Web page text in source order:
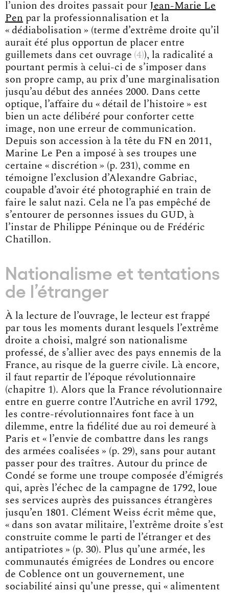
l’union des droites passait pour Jean-Marie Le
Pen par la professionnalisation et la
« dédiabolisation » (terme d’extrême droite qu’il
aurait été plus opportun de placer entre
guillemets dans cet ouvrage 4 ), la radicalité a
pourtant permis à celui-ci de s’imposer dans
son propre camp, au prix d’une marginalisation
jusqu’au début des années 2000. Dans cette
optique, l’affaire du « détail de l’histoire » est
bien un acte délibéré pour conforter cette
image, non une erreur de communication.
Depuis son accession à la tête du FN en 2011,
Marine Le Pen a imposé à ses troupes une
certaine « discrétion » (p. 231), comme en
témoigne l’exclusion d’Alexandre Gabriac,
coupable d’avoir été photographié en train de
faire le salut nazi. Cela ne l’a pas empêché de
s’entourer de personnes issues du GUD, à
l’instar de Philippe Péninque ou de Frédéric
Chatillon.
Nationalisme et tentations
de l’étranger
À la lecture de l’ouvrage, le lecteur est frappé
par tous les moments durant lesquels l’extrême
droite a choisi, malgré son nationalisme
professé, de s’allier avec des pays ennemis de la
France, au risque de la guerre civile. Là encore,
il faut repartir de l’époque révolutionnaire
(chapitre 1). Alors que la France révolutionnaire
entre en guerre contre l’Autriche en avril 1792,
les contre-révolutionnaires font face à un
dilemme, entre la fidélité due au roi demeuré à
Paris et « l’envie de combattre dans les rangs
des armées coalisées » (p. 29), sans pour autant
passer pour des traîtres. Autour du prince de
Condé se forme une troupe composée d’émigrés
qui, après l’échec de la campagne de 1792, loue
ses services auprès des puissances étrangères
jusqu’en 1801. Clément Weiss écrit même que,
« dans son avatar militaire, l’extrême droite s’est
construite comme le parti de l’étranger et des
antipatriotes » (p. 30). Plus qu’une armée, les
communautés émigrées de Londres ou encore
de Coblence ont un gouvernement, une
sociabilité ainsi qu’une presse, qui « alimentent